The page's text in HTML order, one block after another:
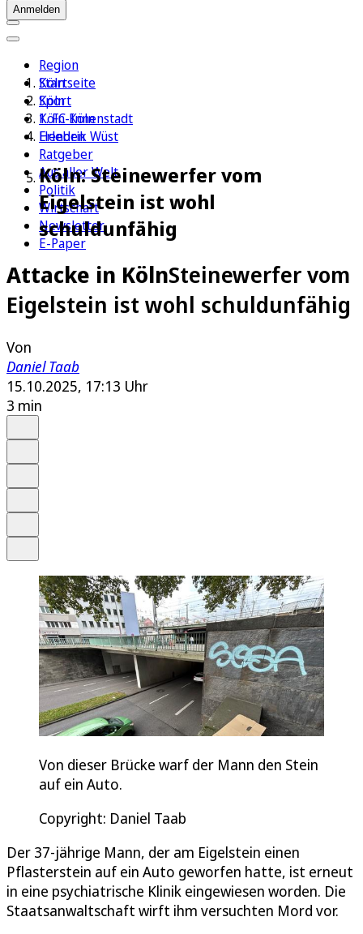
Anmelden
Region
Köln
Sport
1. FC Köln
Erleben
Ratgeber
Aus aller Welt
Politik
Wirtschaft
Newsletter
E-Paper
Startseite
Köln
Köln-Innenstadt
Hendrik Wüst
Köln: Steinewerfer vom
Eigelstein ist wohl
schuldunfähig
Attacke in KölnSteinewerfer vom
Eigelstein ist wohl schuldunfähig
Von
Daniel Taab
15.10.2025, 17:13 Uhr
3 min
Von dieser Brücke warf der Mann den Stein
auf ein Auto.
Copyright: Daniel Taab
Der 37-jährige Mann, der am Eigelstein einen
Pflasterstein auf ein Auto geworfen hatte, ist erneut
in eine psychiatrische Klinik eingewiesen worden. Die
Staatsanwaltschaft wirft ihm versuchten Mord vor.